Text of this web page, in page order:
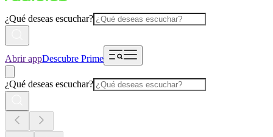
¿Qué deseas escuchar?
Abrir appDescubre Prime
¿Qué deseas escuchar?